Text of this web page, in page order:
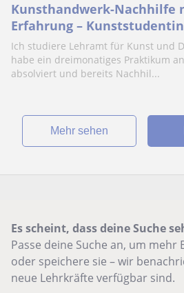
Kunsthandwerk-Nachhilfe
Erfahrung –
kreativ
Ich studiere Lehramt für Kunst und
habe ein dreimonatiges Praktikum
absolviert und bereits Nachhil...
Mehr sehen
Es scheint, dass deine Suche
Passe deine Suche an, um mehr
oder speichere sie – wir
neue Lehrkräfte verfügbar sind.